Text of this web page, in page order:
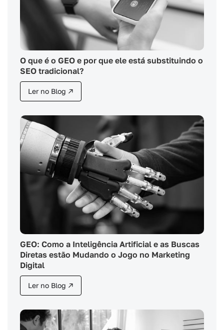
O que é o GEO e por que ele está substituindo o
SEO tradicional?
Ler no Blog ↗
GEO: Como a Inteligência Artificial e as Buscas
Diretas estão Mudando o Jogo no Marketing
Digital
Ler no Blog ↗